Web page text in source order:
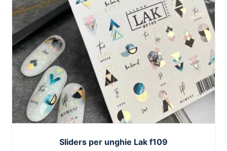
Sliders per unghie Lak f109